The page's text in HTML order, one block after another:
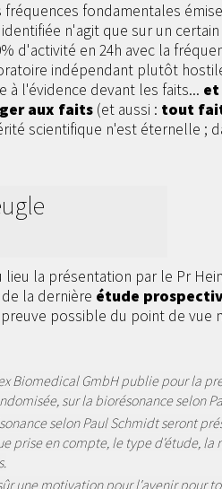
fondamentales
n'agit que sur un
d'activité en 24h avec la
indépendant plutôt
à l'évidence devant les faits... et
aux faits (et aussi : tout
scientifique n'est éternelle ;
la présentation par le Pr
la dernière étude
possible du point de vue
Biomedical GmbH publie pour la
sur la biorésonance selon
selon Paul Schmidt seront
prise en compte, le type d'étude, la
une motivation pour l'avenir pour